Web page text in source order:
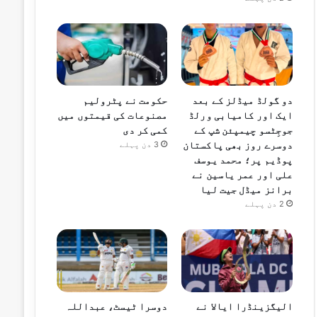
دو گولڈ میڈلز کے بعد
ایک اور کامیابی ورلڈ
جوجِٹسو چیمپئن شپ کے
دوسرے روز بھی پاکستان
پوڈیم پر؛ محمد یوسف
علی اور عمر یاسین نے
برانز میڈل جیت لیا
2 دن پہلے
حکومت نے پٹرولیم
مصنوعات کی قیمتوں میں
کمی کر دی
3 دن پہلے
الیگزینڈرا ایالا نے
دوسرا ٹیسٹ، عبداللہ